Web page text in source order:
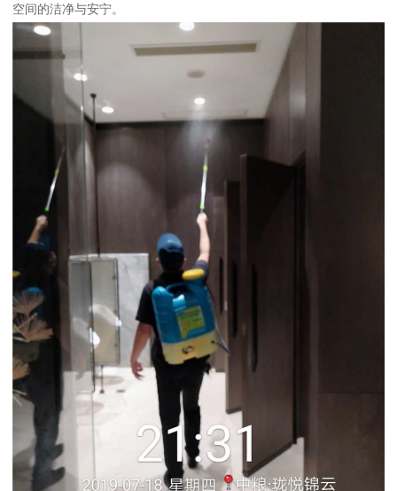
空间的洁净与安宁。